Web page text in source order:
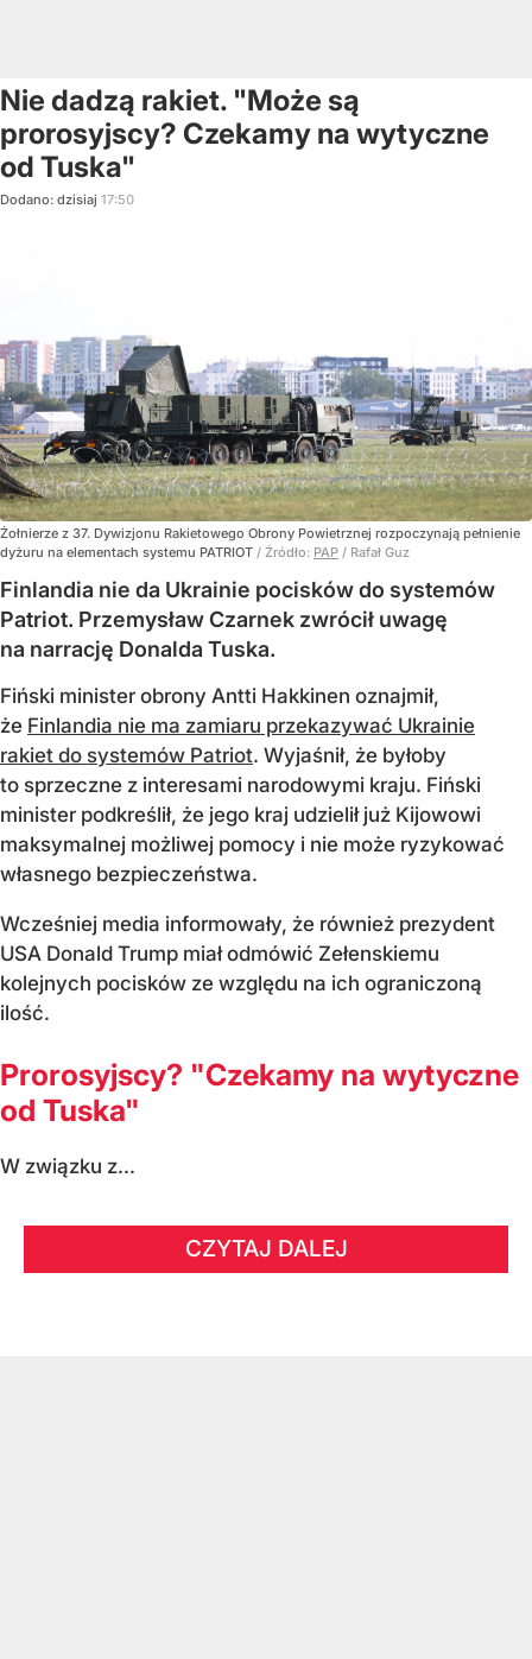
Nie dadzą rakiet. "Może są
prorosyjscy? Czekamy na wytyczne
od Tuska"
Dodano: dzisiaj 17:50
Żołnierze z 37. Dywizjonu Rakietowego Obrony Powietrznej rozpoczynają pełnienie
dyżuru na elementach systemu PATRIOT / Źródło: PAP / Rafał Guz
Finlandia nie da Ukrainie pocisków do systemów
Patriot. Przemysław Czarnek zwrócił uwagę
na narrację Donalda Tuska.
Fiński minister obrony Antti Hakkinen oznajmił,
że Finlandia nie ma zamiaru przekazywać Ukrainie
rakiet do systemów Patriot. Wyjaśnił, że byłoby
to sprzeczne z interesami narodowymi kraju. Fiński
minister podkreślił, że jego kraj udzielił już Kijowowi
maksymalnej możliwej pomocy i nie może ryzykować
własnego bezpieczeństwa.
Wcześniej media informowały, że również prezydent
USA Donald Trump miał odmówić Zełenskiemu
kolejnych pocisków ze względu na ich ograniczoną
ilość.
Prorosyjscy? "Czekamy na wytyczne
od Tuska"
W związku z...
CZYTAJ DALEJ